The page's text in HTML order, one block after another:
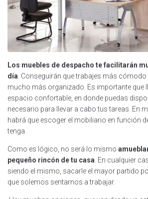
Los muebles de despacho te facilitarán
día . Conseguirán que trabajes más
mucho más organizado. Es importante que
espacio confortable, en donde puedas
necesario para llevar a cabo tus tareas. En
habrá que escoger el mobiliario en función
tenga.
Como es lógico, no será lo mismo
pequeño rincón de tu casa . En cualquier
siendo el mismo, sacarle el mayor partido
que solemos sentarnos a trabajar.